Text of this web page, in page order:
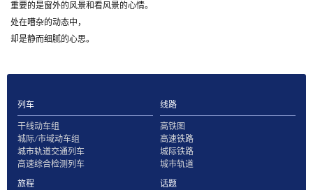
重要的是窗外的风景和看风景的心情。
处在嘈杂的动态中，
却是静而细腻的心思。
列车
干线动车组
城际/市域动车组
城市轨道交通列车
高速综合检测列车
线路
高铁图
高速铁路
城际铁路
城市轨道
旅程
话题